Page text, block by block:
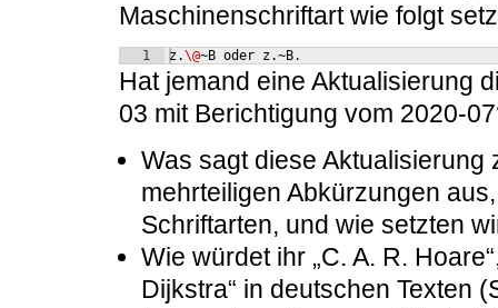
Maschinenschriftart wie folgt
1 z.\@~B oder z.~B.
Hat jemand eine Aktualisierung
03 mit Berichtigung vom 2020-
Was sagt diese
mehrteiligen Abkürzungen
Schriftarten, und wie setzten
Wie würdet ihr „C. A. R.
Dijkstra“ in deutschen Texten